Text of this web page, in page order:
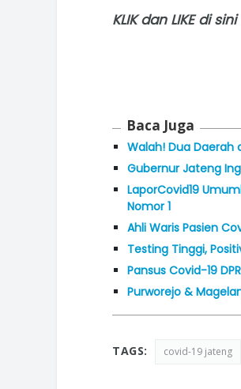
KLIKdan LIKEdi sini
Baca Juga
Walah! Dua Daerah
Gubernur Jateng
LaporCovid19
Nomor 1
Ahli Waris Pasien
Testing Tinggi,
Pansus Covid-19
Purworejo &
TAGS: covid-19 jateng